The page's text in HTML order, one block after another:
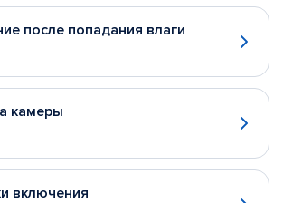
после попадания влаги
камеры
включения